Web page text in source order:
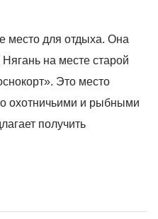
место для отдыха. Она
на месте старой
Это место
охотничьими и рыбными
получить